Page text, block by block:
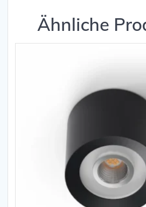
Ähnliche